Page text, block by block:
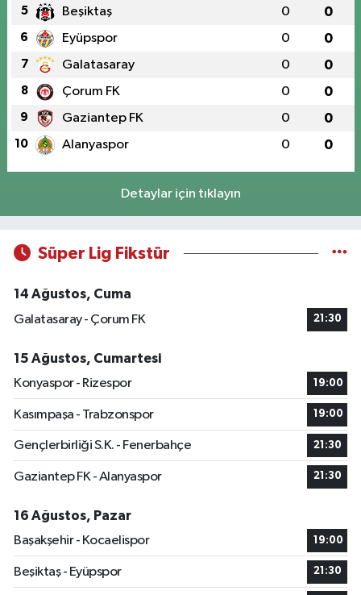
5 Beşiktaş 0 0
6 Eyüpspor 0 0
7 Galatasaray 0 0
8 Çorum FK 0 0
9 Gaziantep FK 0 0
10 Alanyaspor 0 0
Detaylar için tıklayın
Süper Lig Fikstür
14 Ağustos, Cuma
Galatasaray - Çorum FK
21:30
15 Ağustos, Cumartesi
Konyaspor - Rizespor
19:00
Kasımpaşa - Trabzonspor 19:00
Gençlerbirliği S.K. - Fenerbahçe 21:30
Gaziantep FK - Alanyaspor 21:30
16 Ağustos, Pazar
Başakşehir - Kocaelispor
19:00
Beşiktaş - Eyüpspor 21:30